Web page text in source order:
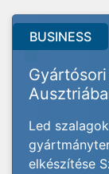
BUSINESS
Led
elkészítése